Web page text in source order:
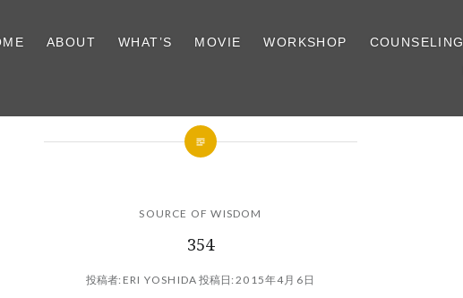
ABOUT WHAT’S MOVIE WORKSHOP COUNSELING
SOURCE OF WISDOM
354
投稿者: ERI YOSHIDA 投稿日:2015年4月6日